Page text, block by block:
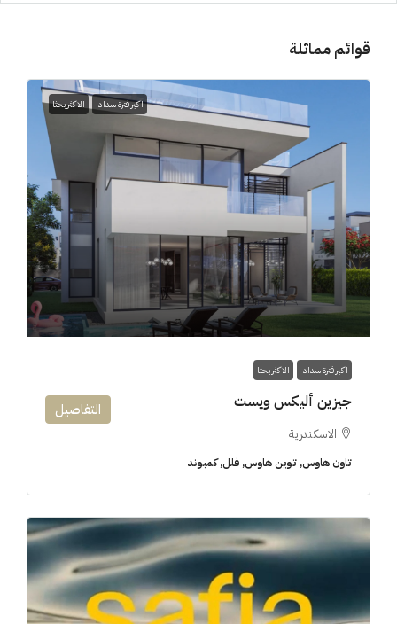
قوائم مماثلة
اكبر فترة سداد الاكثر بحثا
اكبر فترة سداد الاكثر بحثا
جيزين أليكس ويست
الاسكندرية
تاون هاوس, توين هاوس, فلل, كمبوند
التفاصيل